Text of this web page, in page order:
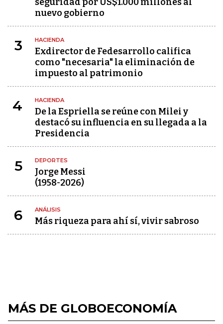
nuevo gobierno
3 HACIENDA
Exdirector de Fedesarrollo califica
como "necesaria" la eliminación de
impuesto al patrimonio
4 HACIENDA
De la Espriella se reúne con Milei y
destacó su influencia en su llegada a la
Presidencia
5 DEPORTES
Jorge Messi
(1958-2026)
6 ANÁLISIS
Más riqueza para ahí sí, vivir sabroso
MÁS DE GLOBOECONOMÍA